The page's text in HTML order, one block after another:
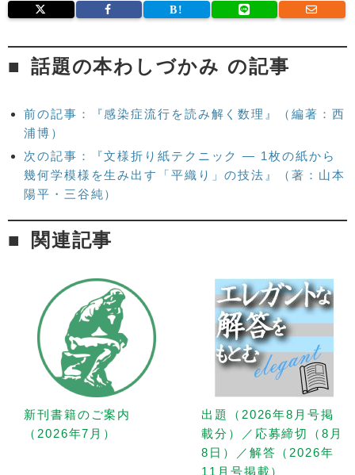
話題の本わしづかみ の記事
前の記事：『感染症流行を読み解く数理』（編著：西
浦博）
次の記事：『文様折り紙テクニック — 1枚の紙から
幾何学模様を生み出す「平織り」の技法』（著：山本
陽平・三谷純）
関連記事
新刊書籍のご案内
（2026年7月）
出題（2026年8月号掲
載分）／応募締切（8月
8日）／解答（2026年
11月号掲載）